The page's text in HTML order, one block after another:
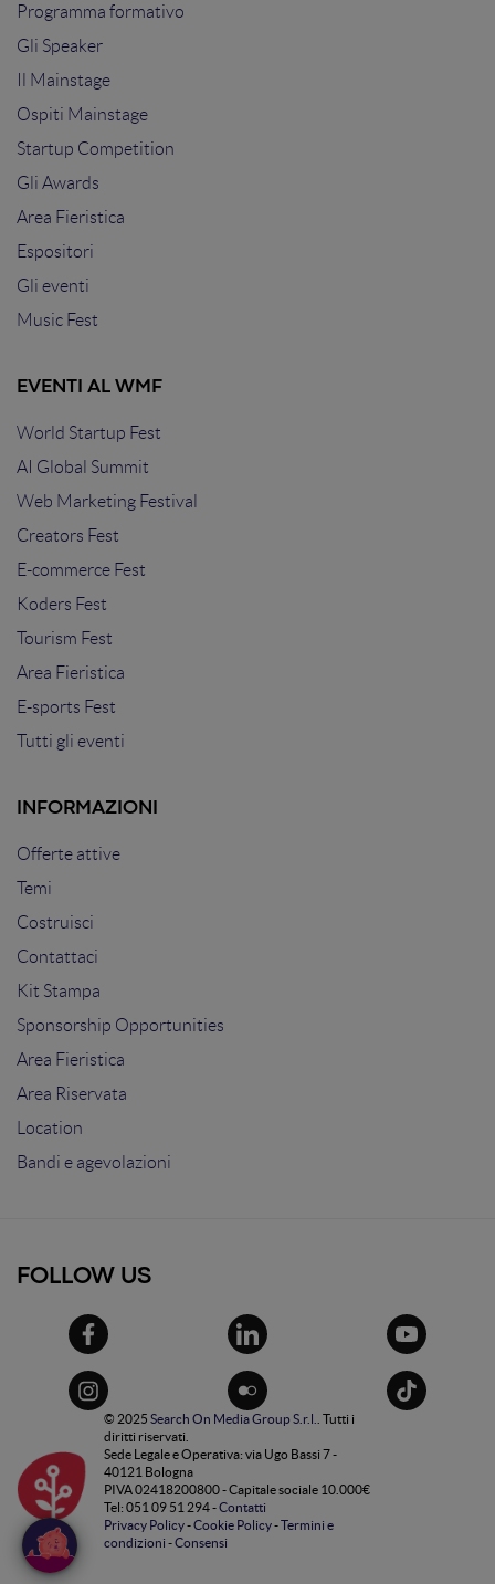
Programma formativo
Gli Speaker
Il Mainstage
Ospiti Mainstage
Startup Competition
Gli Awards
Area Fieristica
Espositori
Gli eventi
Music Fest
EVENTI AL WMF
World Startup Fest
AI Global Summit
Web Marketing Festival
Creators Fest
E-commerce Fest
Koders Fest
Tourism Fest
Area Fieristica
E-sports Fest
Tutti gli eventi
INFORMAZIONI
Offerte attive
Temi
Costruisci
Contattaci
Kit Stampa
Sponsorship Opportunities
Area Fieristica
Area Riservata
Location
Bandi e agevolazioni
FOLLOW US
© 2025 Search On Media Group S.r.l.
. Tutti i
diritti riservati.
Sede Legale e Operativa: via Ugo Bassi 7 -
40121 Bologna
PIVA 02418200800 - Capitale sociale 10.000€
Tel: 051 09 51 294 -Contatti
Privacy Policy-Cookie Policy-Termini e
condizioni -Consensi